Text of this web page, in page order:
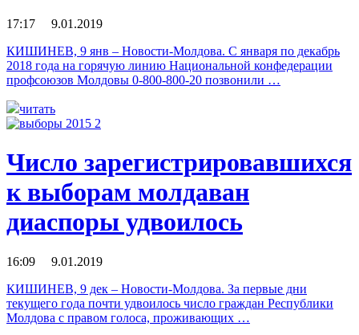
17:17 9.01.2019
КИШИНЕВ, 9 янв – Новости-Молдова. С января по декабрь
2018 года на горячую линию Национальной конфедерации
профсоюзов Молдовы 0-800-800-20 позвонили …
читать
Число зарегистрировавшихся
к выборам молдаван
диаспоры удвоилось
16:09 9.01.2019
КИШИНЕВ, 9 дек – Новости-Молдова. За первые дни
текущего года почти удвоилось число граждан Республики
Молдова с правом голоса, проживающих …